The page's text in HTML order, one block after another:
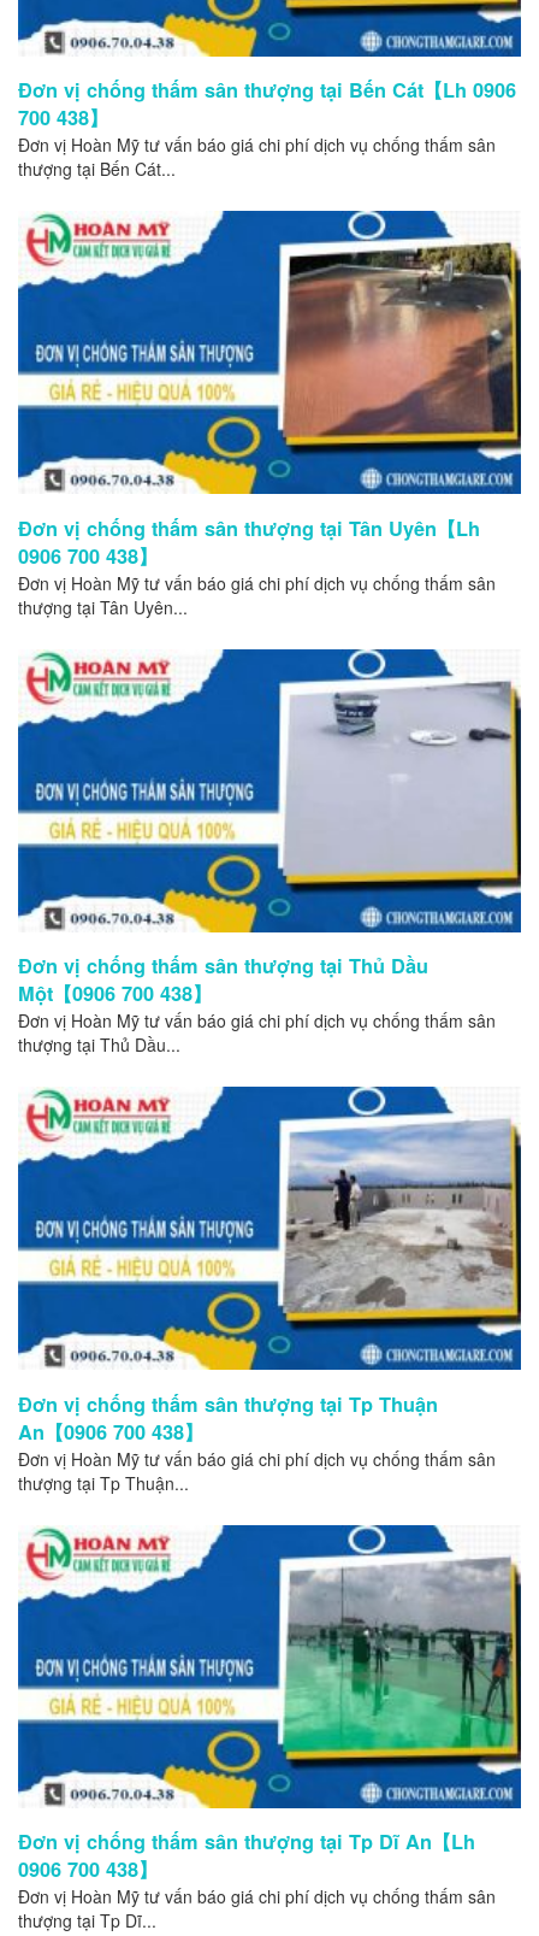
Đơn vị chống thấm sân thượng tại Bến Cát【Lh 0906
700 438】
Đơn vị Hoàn Mỹ tư vấn báo giá chi phí dịch vụ chống thấm sân
thượng tại Bến Cát...
Đơn vị chống thấm sân thượng tại Tân Uyên【Lh
0906 700 438】
Đơn vị Hoàn Mỹ tư vấn báo giá chi phí dịch vụ chống thấm sân
thượng tại Tân Uyên...
Đơn vị chống thấm sân thượng tại Thủ Dầu
Một【0906 700 438】
Đơn vị Hoàn Mỹ tư vấn báo giá chi phí dịch vụ chống thấm sân
thượng tại Thủ Dầu...
Đơn vị chống thấm sân thượng tại Tp Thuận
An【0906 700 438】
Đơn vị Hoàn Mỹ tư vấn báo giá chi phí dịch vụ chống thấm sân
thượng tại Tp Thuận...
Đơn vị chống thấm sân thượng tại Tp Dĩ An【Lh
0906 700 438】
Đơn vị Hoàn Mỹ tư vấn báo giá chi phí dịch vụ chống thấm sân
thượng tại Tp Dĩ...